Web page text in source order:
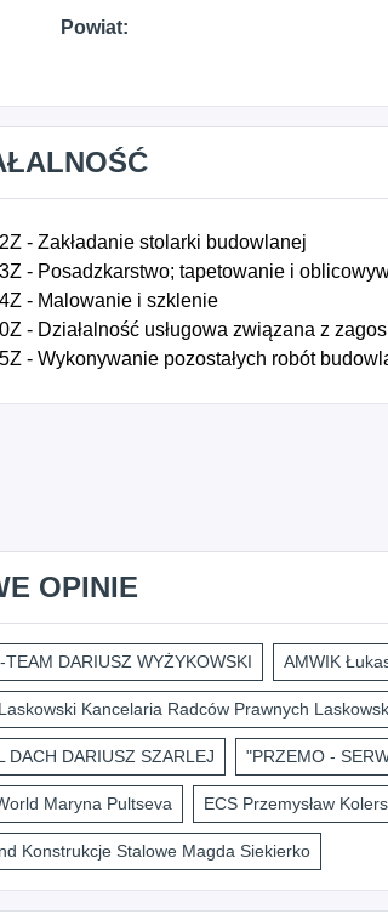
Powiat:
- Zakładanie stolarki budowlanej
- Posadzkarstwo; tapetowanie i
- Malowanie i szklenie
- Działalność usługowa związana z
- Wykonywanie pozostałych robót
OPINIE
TEAM DARIUSZ WYŻYKOWSKI AMWIK
Kancelaria Radców Prawnych
DACH DARIUSZ SZARLEJ "PRZEMO -
Maryna Pultseva ECS Przemysław
Konstrukcje Stalowe Magda Siekierko